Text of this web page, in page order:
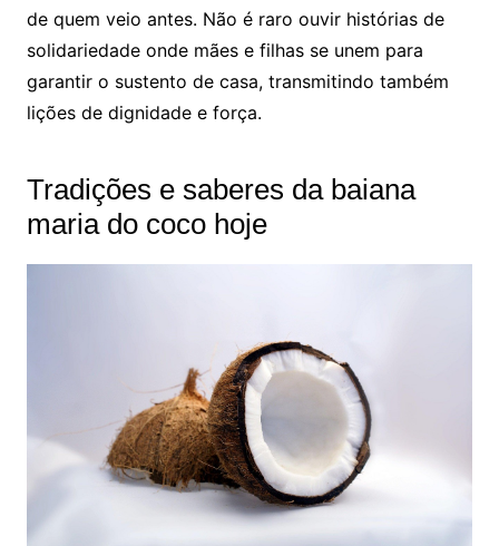
de quem veio antes. Não é raro ouvir histórias de
solidariedade onde mães e filhas se unem para
garantir o sustento de casa, transmitindo também
lições de dignidade e força.
Tradições e saberes da baiana
maria do coco hoje